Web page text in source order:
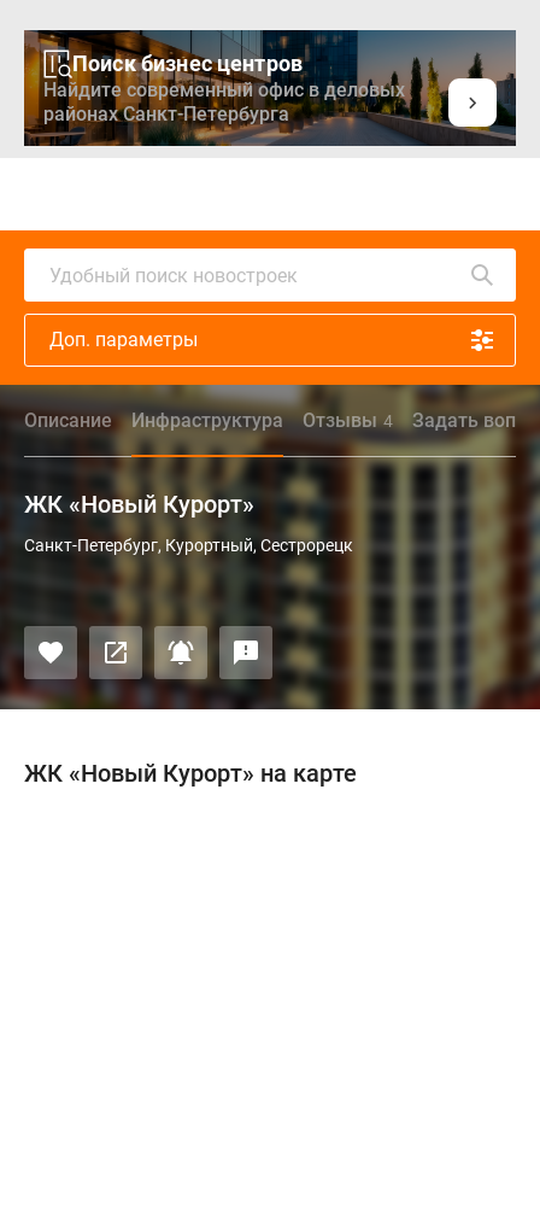
Поиск бизнес центров
Найдите современный офис в деловых
районах Санкт-Петербурга
Удобный поиск новостроек
Доп. параметры
Описание Инфраструктура Отзывы 4 Задать
ЖК «Новый Курорт»
Санкт-Петербург, Курортный, Сестрорецк
ЖК «Новый Курорт» на карте